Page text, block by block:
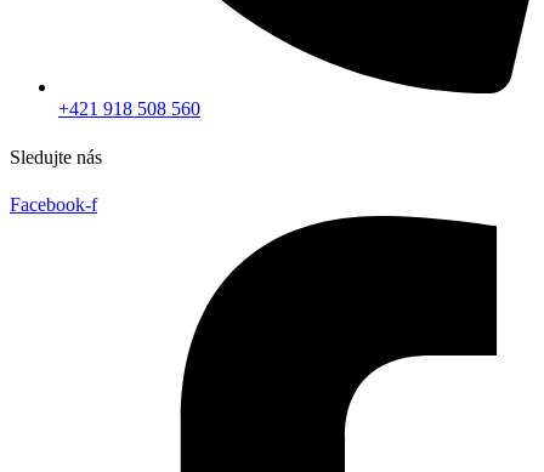
+421 918 508 560
Sledujte nás
Facebook-f